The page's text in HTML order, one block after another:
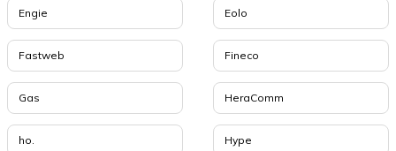
Engie Eolo
Fastweb Fineco
Gas HeraComm
ho. Hype